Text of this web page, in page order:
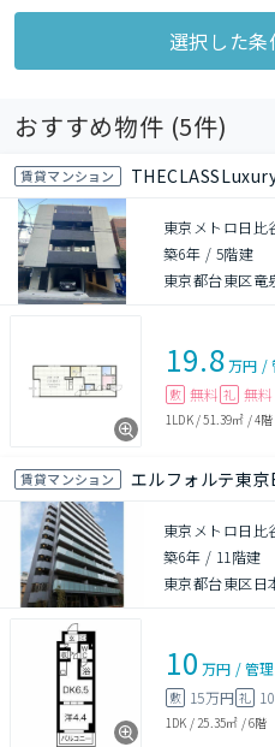
選択した
おすすめ物件 (5件)
賃貸マンション
東京メトロ日
築6年 / 5階建
東京都台東区竜
19.8万円 /
敷 無料 礼 無料
1LDK/51.39㎡ /4階
賃貸マンション エルフォルテ東京
東京メトロ日
築6年 / 11階建
東京都台東区日
10 万円 /管
敷 15万円 礼
1DK / 25.35㎡ /6階